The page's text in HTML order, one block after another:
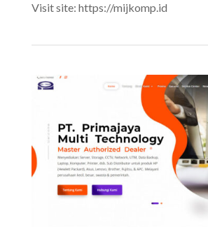
Visit site: https://mijkomp.id